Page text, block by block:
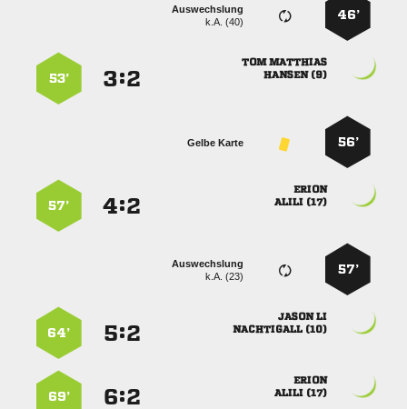
46’
Auswechslung
k.A. (40)
 
 
:
53’
56’
Gelbe Karte

 
:
57’
57’
Auswechslung
k.A. (23)
 
 
:
64’

 
:
69’